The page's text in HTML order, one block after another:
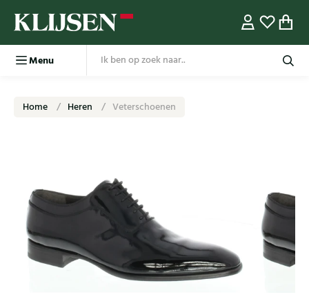
Menu
Home Heren Veterschoenen